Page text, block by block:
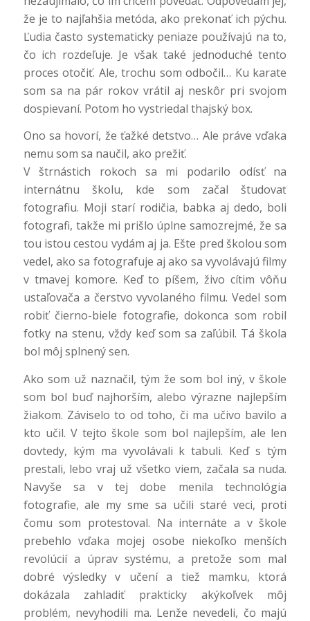
že je to najľahšia metóda, ako prekonať ich pýchu.
Ľudia často systematicky peniaze používajú na to,
čo ich rozdeľuje. Je však také jednoduché tento
proces otočiť. Ale, trochu som odbočil… Ku karate
som sa na pár rokov vrátil aj neskôr pri svojom
dospievaní. Potom ho vystriedal thajský box.
Ono sa hovorí, že ťažké detstvo… Ale práve vďaka
nemu som sa naučil, ako prežiť.
V štrnástich rokoch sa mi podarilo odísť na
internátnu školu, kde som začal študovať
fotografiu. Moji starí rodičia, babka aj dedo, boli
fotografi, takže mi prišlo úplne samozrejmé, že sa
tou istou cestou vydám aj ja. Ešte pred školou som
vedel, ako sa fotografuje aj ako sa vyvolávajú filmy
v tmavej komore. Keď to píšem, živo cítim vôňu
ustaľovača a čerstvo vyvolaného filmu. Vedel som
robiť čierno-biele fotografie, dokonca som robil
fotky na stenu, vždy keď som sa zaľúbil. Tá škola
bol môj splnený sen.
Ako som už naznačil, tým že som bol iný, v škole
som bol buď najhorším, alebo výrazne najlepším
žiakom. Záviselo to od toho, či ma učivo bavilo a
kto učil. V tejto škole som bol najlepším, ale len
dovtedy, kým ma vyvolávali k tabuli. Keď s tým
prestali, lebo vraj už všetko viem, začala sa nuda.
Navyše sa v tej dobe menila technológia
fotografie, ale my sme sa učili staré veci, proti
čomu som protestoval. Na internáte a v škole
prebehlo vďaka mojej osobe niekoľko menších
revolúcií a úprav systému, a pretože som mal
dobré výsledky v učení a tiež mamku, ktorá
dokázala zahladiť prakticky akýkoľvek môj
problém, nevyhodili ma. Lenže nevedeli, čo majú